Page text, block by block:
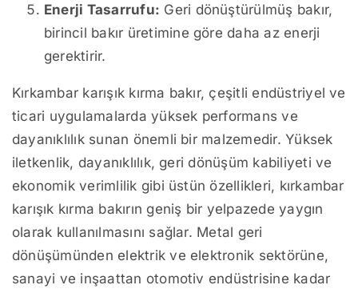
Enerji Tasarrufu: Geri dönüştürülmüş bakır,
birincil bakır üretimine göre daha az enerji
gerektirir.
Kırkambar karışık kırma bakır, çeşitli endüstriyel ve
ticari uygulamalarda yüksek performans ve
dayanıklılık sunan önemli bir malzemedir. Yüksek
iletkenlik, dayanıklılık, geri dönüşüm kabiliyeti ve
ekonomik verimlilik gibi üstün özellikleri, kırkambar
karışık kırma bakırın geniş bir yelpazede yaygın
olarak kullanılmasını sağlar. Metal geri
dönüşümünden elektrik ve elektronik sektörüne,
sanayi ve inşaattan otomotiv endüstrisine kadar